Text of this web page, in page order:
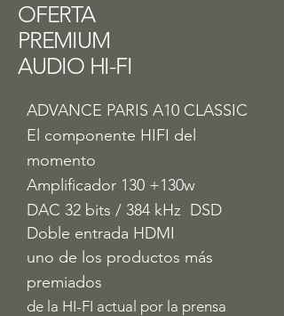
ADVANCE PARIS A10 CLASSIC
El componente HIFI del
momento
Amplificador 130 +130w
DAC 32 bits / 384 kHz DSD
Doble entrada HDMI
uno de los productos más
premiados
de la HI-FI actual por la prensa
OFERTA
PREMIUM
AUDIO HI-FI